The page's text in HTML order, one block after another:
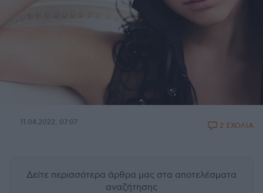
11.04.2022, 07:07 2 ΣΧΟΛΙΑ
Δείτε περισσότερα άρθρα μας στα αποτελέσματα
αναζήτησης